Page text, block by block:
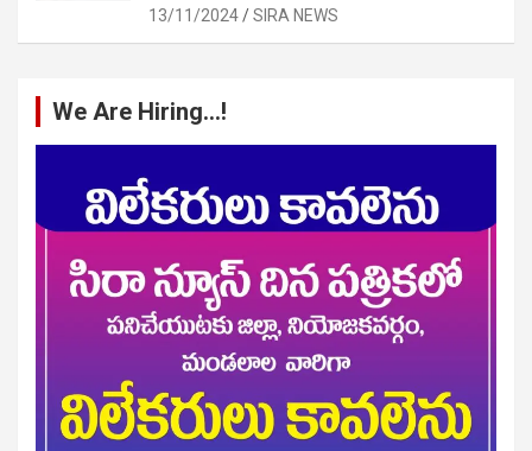
13/11/2024 SIRA NEWS
We Are Hiring…!